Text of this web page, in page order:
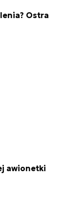
Ostra
awionetki